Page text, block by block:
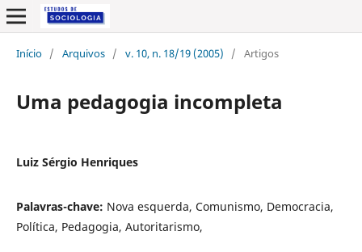
Início / Arquivos / v. 10, n. 18/19 (2005) / Artigos
Uma pedagogia incompleta
Luiz Sérgio Henriques
Palavras-chave: Nova esquerda, Comunismo, Democracia,
Política, Pedagogia, Autoritarismo,